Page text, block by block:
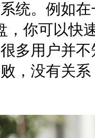
统。例如
，你可以快
多用户并
，没有关